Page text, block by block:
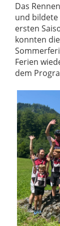
Das
und bildete
ersten
konnten
Ferien
dem